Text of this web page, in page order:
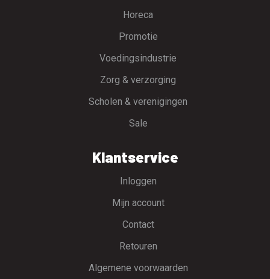
Horeca
Promotie
Voedingsindustrie
Zorg & verzorging
Scholen & verenigingen
Sale
Klantservice
Inloggen
Mijn account
Contact
Retouren
Algemene voorwaarden